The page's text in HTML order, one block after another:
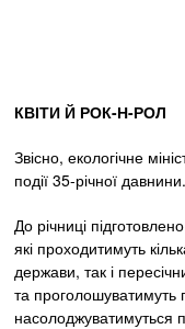
КВІТИ Й РОК-Н-РОЛ
Звісно, екологічне
події 35-річної давнини.
До річниці
які проходитимуть
держави, так і
та проголошуватимуть
насолоджуватимуться